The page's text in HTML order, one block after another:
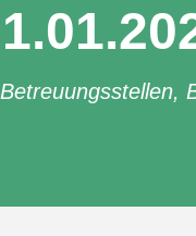
Betreuungsstellen,